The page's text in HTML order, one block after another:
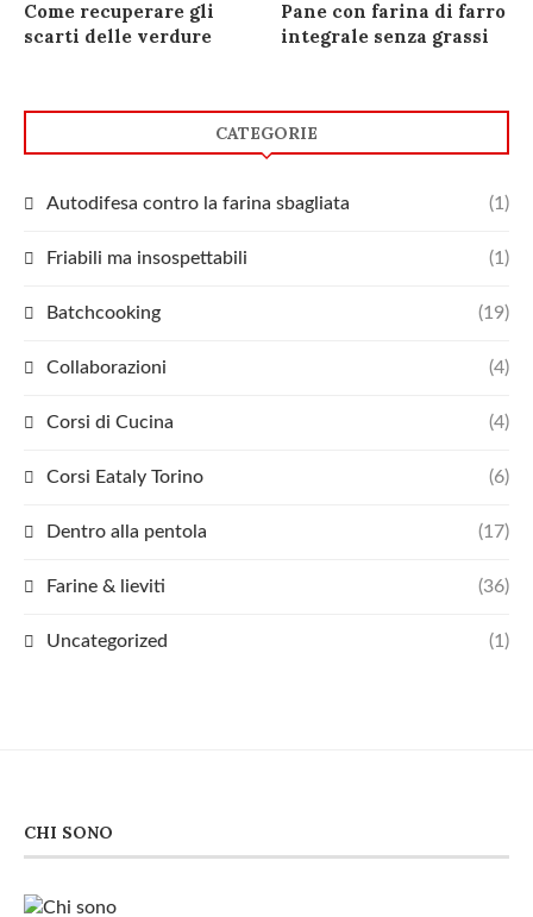
Come recuperare gli
scarti delle verdure
Pane con farina di farro
integrale senza grassi
CATEGORIE
Autodifesa contro la farina sbagliata (1)
Friabili ma insospettabili (1)
Batchcooking (19)
Collaborazioni (4)
Corsi di Cucina (4)
Corsi Eataly Torino (6)
Dentro alla pentola (17)
Farine & lieviti (36)
Uncategorized (1)
CHI SONO